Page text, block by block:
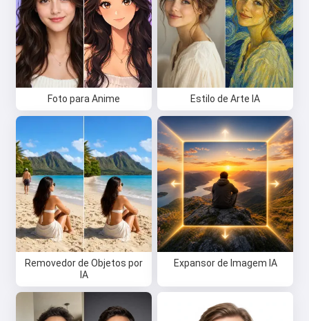
Foto para Anime Estilo de Arte IA
Removedor de Objetos por
IA
Expansor de Imagem IA